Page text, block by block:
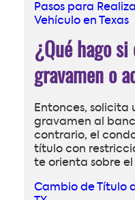
Pasos para
Vehículo en Texas
¿Qué hago
gravamen o
Entonces, solicita
gravamen al
contrario, el
título con
te orienta sobre
Cambio de Título